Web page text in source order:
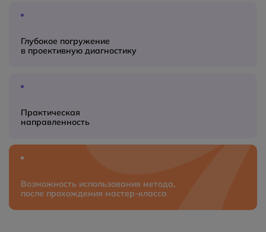
Глубокое погружение
в проективную диагностику
Практическая
направленность
Возможность использования метода,
после прохождения мастер‑класса